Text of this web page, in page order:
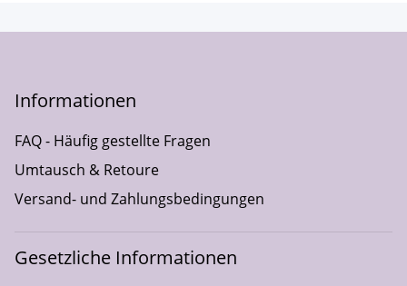
Informationen
FAQ - Häufig gestellte Fragen
Umtausch & Retoure
Versand- und Zahlungsbedingungen
Gesetzliche Informationen